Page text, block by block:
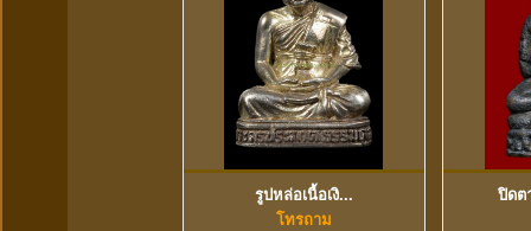
ดูข้อมูลเพิ่มเติม
รูปหล่อเนื้อเงิ...
โทรถาม
ดู
ปิดต